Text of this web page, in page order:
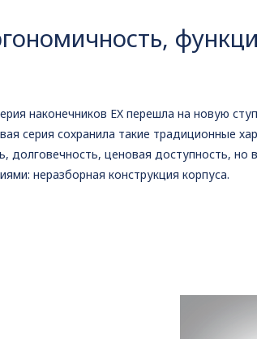
наконечников EX перешла на новую
серия сохранила такие традиционные
долговечность, ценовая доступность,
неразборная конструкция корпуса.